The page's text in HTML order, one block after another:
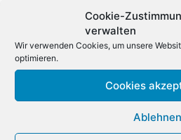
Cookie-
verwalten
Wir verwenden Cookies, um unsere
optimieren.
Cookies
Ablehnen
etwa der Vertrieb über SAP-
Konzerngewinn schnellte um
Millionen Euro nach oben.(dpa)